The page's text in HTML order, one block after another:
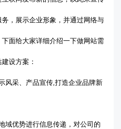
，展示企业形象，并通过网络与
面给大家详细介绍一下做网站需
设方案：
风采、产品宣传,打造企业品牌新
域优势进行信息传递，对公司的